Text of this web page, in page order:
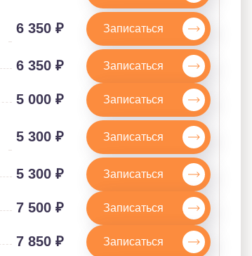
6 350 ₽ Записаться
6 350 ₽ Записаться
5 000 ₽ Записаться
5 300 ₽ Записаться
5 300 ₽ Записаться
7 500 ₽ Записаться
7 850 ₽ Записаться